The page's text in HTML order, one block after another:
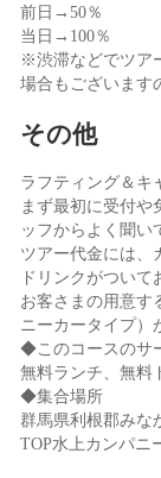
前日→50％
当日→100％
※渋滞などでツア
場合もございます
その他
ラフティング＆キ
まず最初に受付
ッフからよく聞い
ツアー代金には、
ドリンクがついて
お客さまの用意す
ニーカータイプ）
◆このコースのサ
無料ランチ、無料
◆集合場所
群馬県利根郡みな
TOP水上カンパニ